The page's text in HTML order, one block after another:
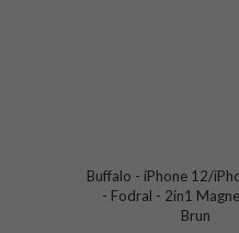
Buffalo - iPhone 12/
- Fodral - 2in1
Brun